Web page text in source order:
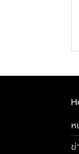
ห
ข่